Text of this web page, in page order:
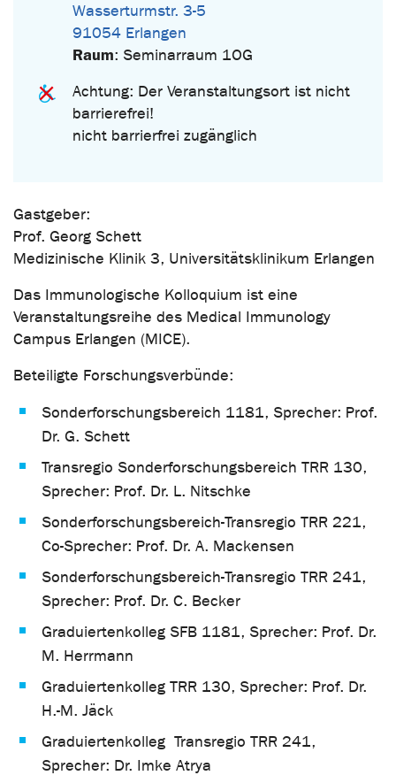
Wasserturmstr. 3-5
91054 Erlangen
Raum: Seminarraum 1OG
Achtung: Der Veranstaltungsort ist nicht
barrierefrei!
nicht barrierfrei zugänglich
Gastgeber:
Prof. Georg Schett
Medizinische Klinik 3, Universitätsklinikum Erlangen
Das Immunologische Kolloquium ist eine
Veranstaltungsreihe des Medical Immunology
Campus Erlangen (MICE).
Beteiligte Forschungsverbünde:
Sonderforschungsbereich 1181, Sprecher: Prof.
Dr. G. Schett
Transregio Sonderforschungsbereich TRR 130,
Sprecher: Prof. Dr. L. Nitschke
Sonderforschungsbereich-Transregio TRR 221,
Co-Sprecher: Prof. Dr. A. Mackensen
Sonderforschungsbereich-Transregio TRR 241,
Sprecher: Prof. Dr. C. Becker
Graduiertenkolleg SFB 1181, Sprecher: Prof. Dr.
M. Herrmann
Graduiertenkolleg TRR 130, Sprecher: Prof. Dr.
H.-M. Jäck
Graduiertenkolleg Transregio TRR 241,
Sprecher: Dr. Imke Atrya